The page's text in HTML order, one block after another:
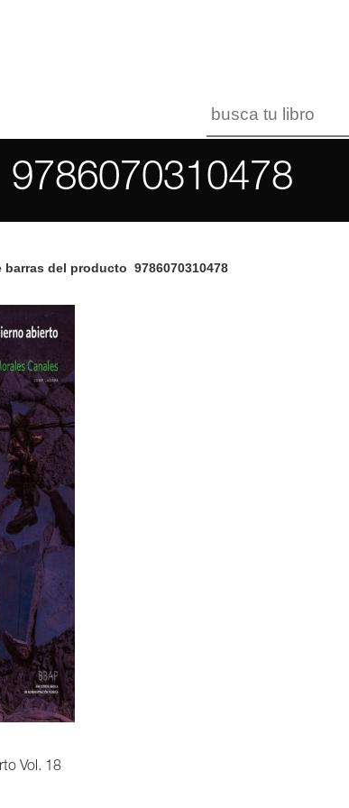
9786070310478
barras del producto 9786070310478
Vol. 18